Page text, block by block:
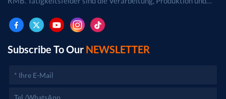
genehmigungspflichtigen Projekten dürfen die
Geschäftstätigkeiten erst nach Genehmigung durch die
zuständigen Behörden aufgenommen werden.)
Subscribe To Our NEWSLETTER